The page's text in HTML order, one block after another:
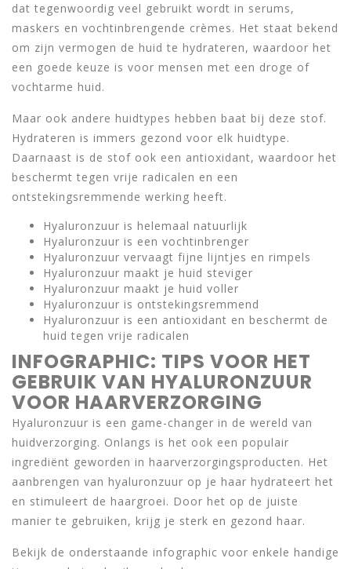
dat tegenwoordig veel gebruikt wordt in serums,
maskers en vochtinbrengende crèmes. Het staat bekend
om zijn vermogen de huid te hydrateren, waardoor het
een goede keuze is voor mensen met een droge of
vochtarme huid.
Maar ook andere huidtypes hebben baat bij deze stof.
Hydrateren is immers gezond voor elk huidtype.
Daarnaast is de stof ook een antioxidant, waardoor het
beschermt tegen vrije radicalen en een
ontstekingsremmende werking heeft.
Hyaluronzuur is helemaal natuurlijk
Hyaluronzuur is een vochtinbrenger
Hyaluronzuur vervaagt fijne lijntjes en rimpels
Hyaluronzuur maakt je huid steviger
Hyaluronzuur maakt je huid voller
Hyaluronzuur is ontstekingsremmend
Hyaluronzuur is een antioxidant en beschermt de
huid tegen vrije radicalen
INFOGRAPHIC: TIPS VOOR HET
GEBRUIK VAN HYALURONZUUR
VOOR HAARVERZORGING
Hyaluronzuur is een game-changer in de wereld van
huidverzorging. Onlangs is het ook een populair
ingrediënt geworden in haarverzorgingsproducten. Het
aanbrengen van hyaluronzuur op je haar hydrateert het
en stimuleert de haargroei. Door het op de juiste
manier te gebruiken, krijg je sterk en gezond haar.
Bekijk de onderstaande infographic voor enkele handige